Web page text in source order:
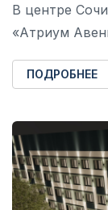
В центре
«Атриум
ПОДРОБНЕЕ